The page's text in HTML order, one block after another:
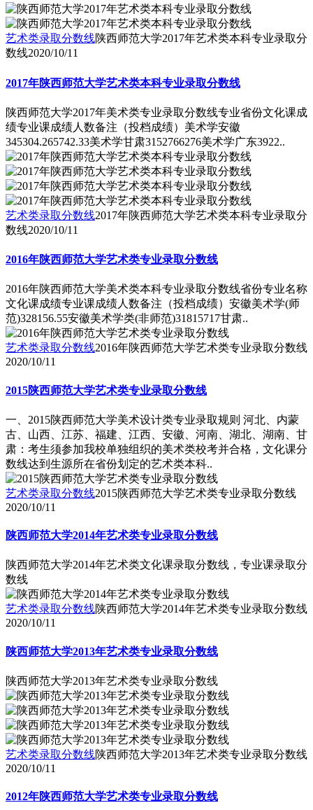
艺术类录取分数线陕西师范大学2017年艺术类本科专业录取分
数线2020/10/11
2017年陕西师范大学艺术类本科专业录取分数线
陕西师范大学2017年美术类专业录取分数线专业省份文化课成
绩专业课成绩人数备注（投档成绩）美术学安徽
345304.265742.33美术学甘肃3152766276美术学广东3922..
艺术类录取分数线2017年陕西师范大学艺术类本科专业录取分
数线2020/10/11
2016年陕西师范大学艺术类专业录取分数线
2016年陕西师范大学美术类本科专业录取分数线省份专业名称
文化课成绩专业课成绩人数备注（投档成绩）安徽美术学(师
范)328156.55安徽美术学类(非师范)31815717甘肃..
艺术类录取分数线2016年陕西师范大学艺术类专业录取分数线
2020/10/11
2015陕西师范大学艺术类专业录取分数线
一、2015陕西师范大学美术设计类专业录取规则 河北、内蒙
古、山西、江苏、福建、江西、安徽、河南、湖北、湖南、甘
肃：考生须参加我校单独组织的美术类校考并合格，文化课分
数线达到生源所在省份划定的艺术类本科..
艺术类录取分数线2015陕西师范大学艺术类专业录取分数线
2020/10/11
陕西师范大学2014年艺术类专业录取分数线
陕西师范大学2014年艺术类文化课录取分数线，专业课录取分
数线
艺术类录取分数线陕西师范大学2014年艺术类专业录取分数线
2020/10/11
陕西师范大学2013年艺术类专业录取分数线
陕西师范大学2013年艺术类专业录取分数线
艺术类录取分数线陕西师范大学2013年艺术类专业录取分数线
2020/10/11
2012年陕西师范大学艺术类专业录取分数线